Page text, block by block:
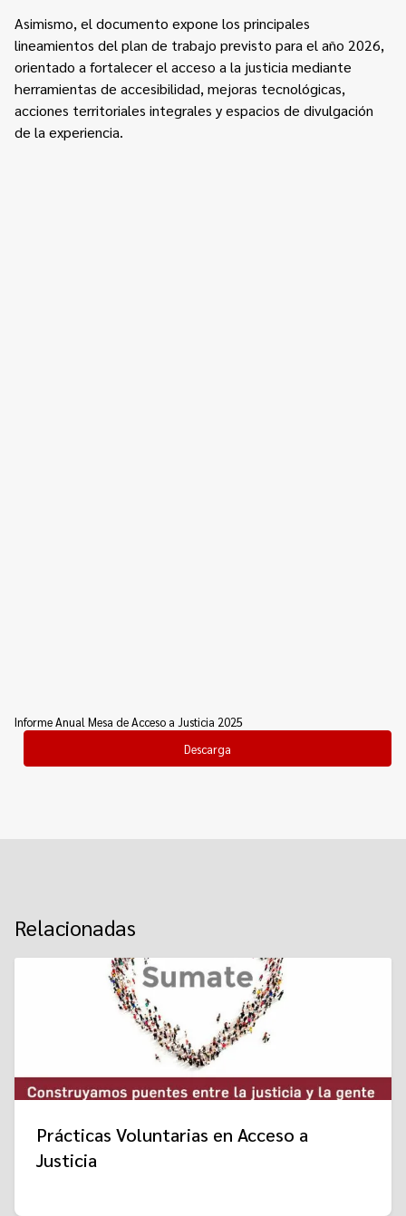
Asimismo, el documento expone los principales
lineamientos del plan de trabajo previsto para el año 2026,
orientado a fortalecer el acceso a la justicia mediante
herramientas de accesibilidad, mejoras tecnológicas,
acciones territoriales integrales y espacios de divulgación
de la experiencia.
Informe Anual Mesa de Acceso a Justicia 2025
Descarga
Relacionadas
Prácticas Voluntarias en Acceso a
Justicia